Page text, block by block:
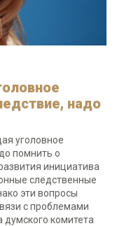
надо
уголовное
помнить о
инициатива
следственные
эти вопросы
с проблемами
комитета